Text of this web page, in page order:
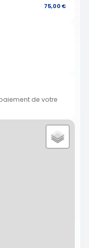
75,00 €
de votre